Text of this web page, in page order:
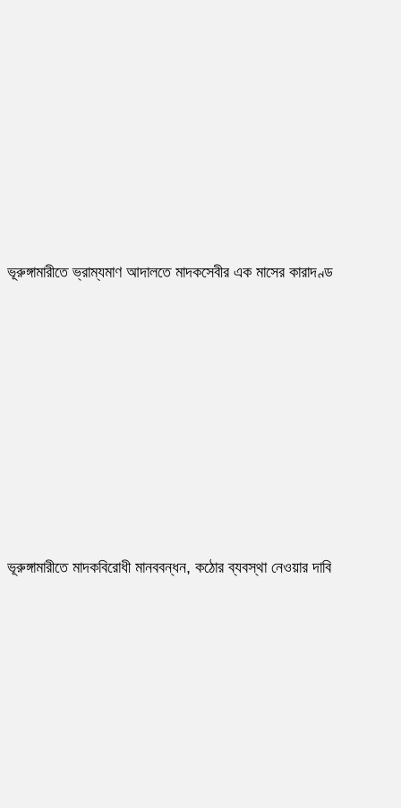
ভূরুঙ্গামারীতে ভ্রাম্যমাণ আদালতে মাদকসেবীর এক মাসের কারাদণ্ড
ভূরুঙ্গামারীতে মাদকবিরোধী মানববন্ধন, কঠোর ব্যবস্থা নেওয়ার দাবি